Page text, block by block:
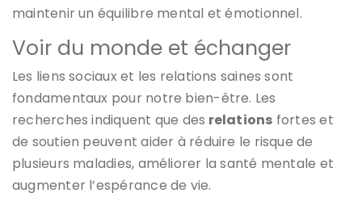
maintenir un équilibre mental et émotionnel.
Voir du monde et échanger
Les liens sociaux et les relations saines sont
fondamentaux pour notre bien-être. Les
recherches indiquent que des relations fortes et
de soutien peuvent aider à réduire le risque de
plusieurs maladies, améliorer la santé mentale et
augmenter l’espérance de vie.